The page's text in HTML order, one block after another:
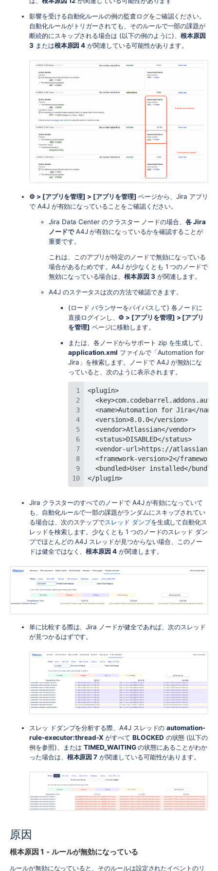
影響を受ける自動化ルールの例の監査ログをご確認ください。
自動化ルールがトリガーされても、そのルールで一部の課題が
断続的にスキップされる場合は (以下の例のように)、根本原因
3 または根本原因 4 が関連している可能性があります。
⚙ > [アプリを管理] > [アプリを管理] ページから、Jira アプリ
で A4J が有効になっていることをご確認ください。
Jira Data Center のクラスター ノードの場合、 各 Jira
ノードでA4J が有効になっているかを確認することが
重要です。
これは、このアプリが特定のノードで無効になっている
場合があるためです。A4J が少なくとも 1 つのノードで
無効になっている場合は、根本原因 3 が関連します。
A4J のステータスは次の方法で確認できます。
(ロード バランサーをバイパスして) 各ノードに
直接ログインし、 ⚙ > [アプリを管理] > [アプリ
を管理] ページに移動します。
または、各ノードからサポート zip を生成して、
application.xml ファイルで「Automation for
Jira」を検索します。ノードで A4J が無効にな
っていると、次のように表示されます。
<plugin>
</plugin>
Jira クラスターのすべてのノードで A4J が有効になっていて
も、自動化ルールで一部の課題がランダムにスキップされてい
る場合は、次のステップでスレッド ダンプを生成して自動化ス
レッドを検索します。少なくとも 1 つのノードのスレッド ダン
プでほとんどの A4J スレッドが見つからない場合、このノー
ドは健全ではなく、根本原因 4 が関連します。
単に比較する際は、Jira ノードが健全であれば、次のスレッド
が見つかるはずです。
スレッ ドダンプを分析する際、A4J スレッドのautomation-
rule-executor:thread-X がすべてBLOCKED の状態 (以下の
例を参照)、またはTIMED_WAITINGの状態にあることがわか
った場合は、 根本原因 7 が関連している可能性があります。
原因
根本原因 1 - ルールが無効になっている
ルールが無効になっていると、そのルールは設定されたイベントのリ